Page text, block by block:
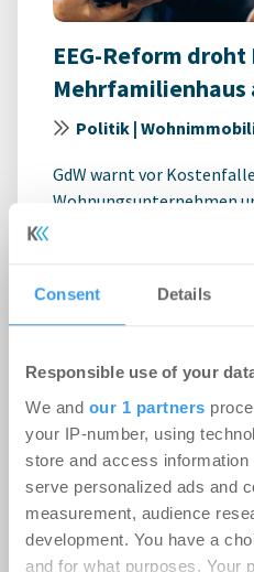
Consent Details
Responsible use of your
We and our 1 partners
your IP-number, using
store and access
serve personalized ads and
measurement, audience
development. You have a
and for what purposes. Your
EEG-Reform
Mehrfamilienhaus
Politik |
GdW warnt vor
Wohnungsunternehmen